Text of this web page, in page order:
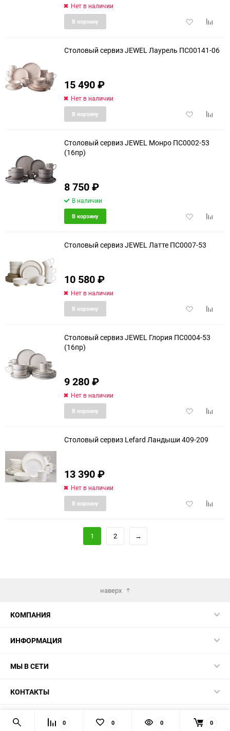
Нет в наличии
Добавить
В корзину
Столовый сервиз JEWEL Лаурель ПС00141-06
15 490₽
Нет в наличии
Добавить
В корзину
Столовый сервиз JEWEL Монро ПС0002-53
(16пр)
8 750₽
В наличии
Добавить
В корзину
Столовый сервиз JEWEL Латте ПС0007-53
10 580₽
Нет в наличии
Добавить
В корзину
еще 2 фото
Столовый сервиз JEWEL Глория ПС0004-53
(16пр)
9 280₽
Нет в наличии
Добавить
В корзину
еще 11 фото
Столовый сервиз Lefard Ландыши 409-209
13 390₽
Нет в наличии
Добавить
В корзину
1 2 →
наверх
КОМПАНИЯ
ИНФОРМАЦИЯ
МЫ В СЕТИ
КОНТАКТЫ
© 2026
0 0 0 0